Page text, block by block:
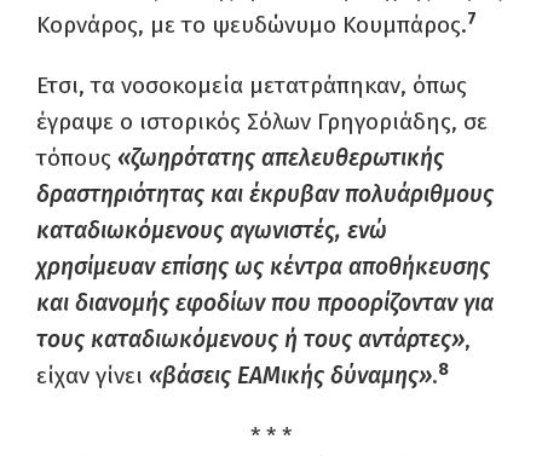
Κορνάρος, με το ψευδώνυμο Κουμπάρος.7
Ετσι, τα νοσοκομεία μετατράπηκαν, όπως
έγραψε ο ιστορικός Σόλων Γρηγοριάδης, σε
τόπους «ζωηρότατης απελευθερωτικής
δραστηριότητας και έκρυβαν πολυάριθμους
καταδιωκόμενους αγωνιστές, ενώ
χρησίμευαν επίσης ως κέντρα αποθήκευσης
και διανομής εφοδίων που προορίζονταν για
τους καταδιωκόμενους ή τους αντάρτες»,
είχαν γίνει «βάσεις ΕΑΜικής δύναμης».8
* * *